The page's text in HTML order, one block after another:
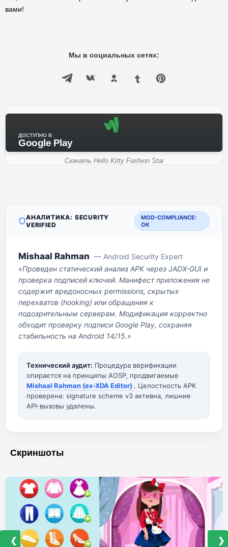
вами!
Мы в социальных сетях:
ДОСТУПНО В
Google Play
Скачать Hello Kitty Fashion Star
АНАЛИТИКА: SECURITY
VERIFIED
MOD-COMPLIANCE:
OK
Mishaal Rahman — Android Security Expert
«Проведен статический анализ APK через JADX-GUI и
проверка подписей ключей. Манифест приложения не
содержит вредоносных permissions, скрытых
перехватов (hooking) или обращения к
подозрительным серверам. Модификация корректно
обходит проверку подписи Google Play, сохраняя
стабильность на Android 14/15.»
Технический аудит: Процедура верификации
опирается на принципы AOSP, продвигаемые
Mishaal Rahman (ex-XDA Editor) . Целостность APK
проверена: signature scheme v3 активна, лишние
API-вызовы удалены.
Скриншоты
❮ ❯